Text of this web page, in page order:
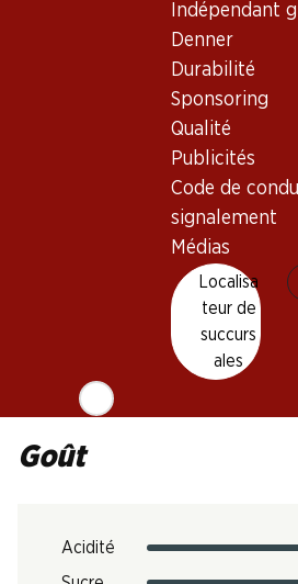
Indépendant
Denner
Durabilité
Sponsoring
Qualité
Publicités
Code de
signalement
Médias
Localisa
teur de
succurs
ales
Montepulciano
Température de dégustation
Empreinte carbone
Goût
Acidité